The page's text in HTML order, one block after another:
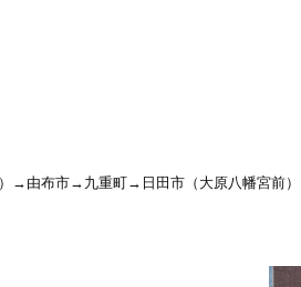
→ 由布市→ 九重町→ 日田市（大原八幡宮前